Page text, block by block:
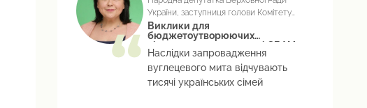
України, заступниця голови Комітету
Верховної Ради України з питань
екологічної політики та
природокористування
Виклики для
бюджетоутворюючих
підприємств у контексті CBAM
Наслідки запровадження
вуглецевого мита відчувають
тисячі українських сімей